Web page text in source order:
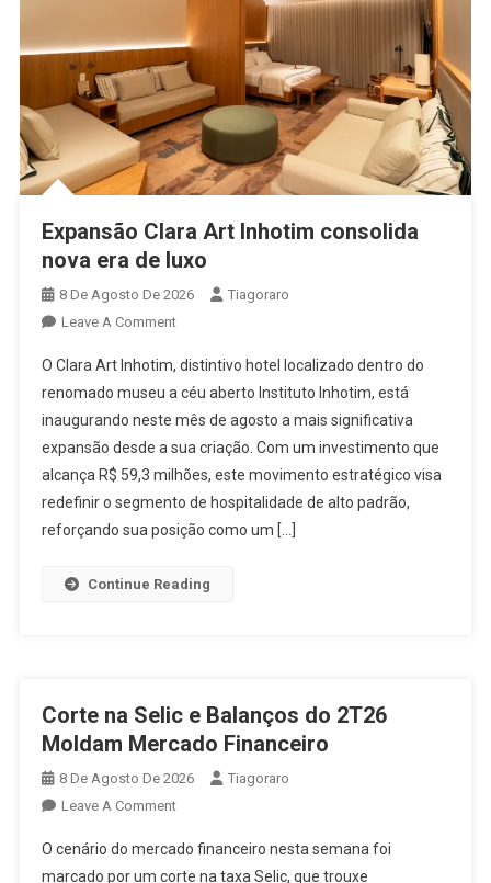
Expansão Clara Art Inhotim consolida
nova era de luxo
8 De Agosto De 2026
Tiagoraro
Leave A CommentOn
Clara
Art
Inhotim
Consolida
Nova
Era
De
O Clara Art Inhotim, distintivo hotel localizado dentro do
renomado museu a céu aberto Instituto Inhotim, está
inaugurando neste mês de agosto a mais significativa
expansão desde a sua criação. Com um investimento que
alcança R$ 59,3 milhões, este movimento estratégico visa
redefinir o segmento de hospitalidade de alto padrão,
reforçando sua posição como um […]
Continue Reading
Corte na Selic e Balanços do 2T26
Moldam Mercado Financeiro
8 De Agosto De 2026
Tiagoraro
Leave A CommentOn
Na
O cenário do mercado financeiro nesta semana foi
marcado por um corte na taxa Selic, que trouxe